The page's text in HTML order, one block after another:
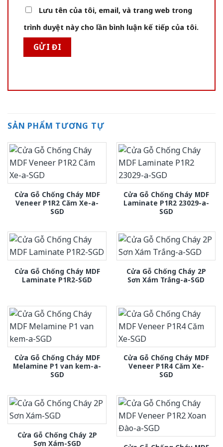
Lưu tên của tôi, email, và trang web trong
trình duyệt này cho lần bình luận kế tiếp của tôi.
SẢN PHẨM TƯƠNG TỰ
Cửa Gỗ Chống Cháy MDF
Veneer P1R2 Căm Xe-a-
SGD
Cửa Gỗ Chống Cháy MDF
Laminate P1R2 23029-a-
SGD
Cửa Gỗ Chống Cháy MDF
Laminate P1R2-SGD
Cửa Gỗ Chống Cháy 2P
Sơn Xám Trắng-a-SGD
Cửa Gỗ Chống Cháy MDF
Melamine P1 van kem-a-
SGD
Cửa Gỗ Chống Cháy MDF
Veneer P1R4 Căm Xe-
SGD
Cửa Gỗ Chống Cháy 2P
Sơn Xám-SGD